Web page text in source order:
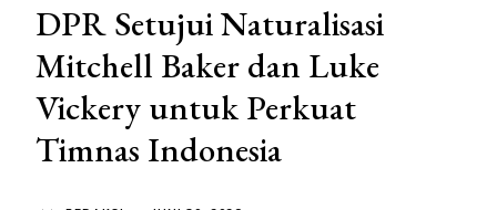
DPR Setujui Naturalisasi
Mitchell Baker dan Luke
Vickery untuk Perkuat
Timnas Indonesia